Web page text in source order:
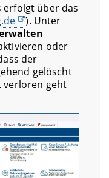
erfolgt über das
). Unter
oder
der
gelöscht
verloren geht